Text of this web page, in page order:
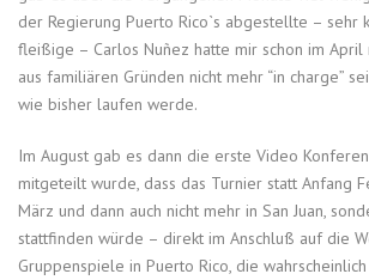
der Regierung Puerto Rico`s abgestellte – sehr
fleißige – Carlos Nuñez hatte mir schon im
aus familiären Gründen nicht mehr “in charge”
wie bisher laufen werde.
Im August gab es dann die erste Video
mitgeteilt wurde, dass das Turnier statt Anfang
März und dann auch nicht mehr in San Juan,
stattfinden würde – direkt im Anschluß auf die
Gruppenspiele in Puerto Rico, die